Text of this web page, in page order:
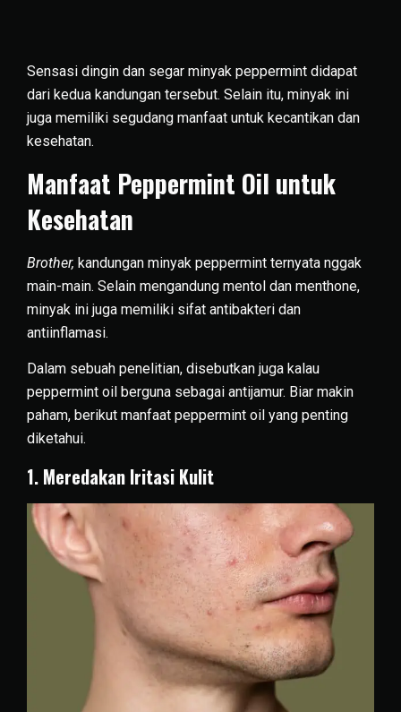
Sensasi dingin dan segar minyak peppermint didapat
dari kedua kandungan tersebut. Selain itu, minyak ini
juga memiliki segudang manfaat untuk kecantikan dan
kesehatan.
Manfaat Peppermint Oil untuk
Kesehatan
Brother, kandungan minyak peppermint ternyata nggak
main-main. Selain mengandung mentol dan menthone,
minyak ini juga memiliki sifat antibakteri dan
antiinflamasi.
Dalam sebuah penelitian, disebutkan juga kalau
peppermint oil berguna sebagai antijamur. Biar makin
paham, berikut manfaat peppermint oil yang penting
diketahui.
1. Meredakan Iritasi Kulit